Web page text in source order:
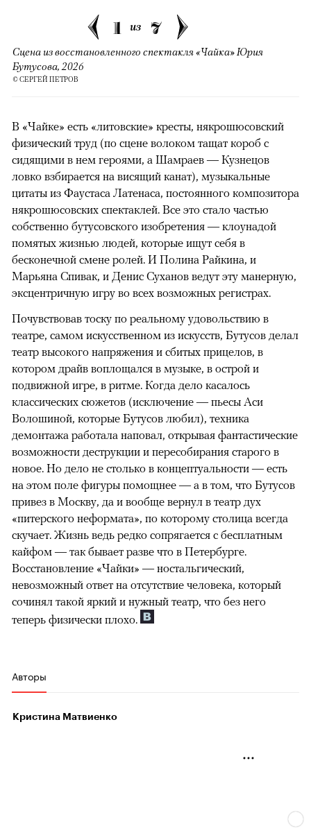
1 из 7
Сцена из восстановленного спектакля «Чайка» Юрия
Бутусова, 2026
© СЕРГЕЙ ПЕТРОВ
В «Чайке» есть «литовские» кресты, някрошюсовский
физический труд (по сцене волоком тащат короб с
сидящими в нем героями, а Шамраев — Кузнецов
ловко взбирается на висящий канат), музыкальные
цитаты из Фаустаса Латенаса, постоянного композитора
някрошюсовских спектаклей. Все это стало частью
собственно бутусовского изобретения — клоунадой
помятых жизнью людей, которые ищут себя в
бесконечной смене ролей. И Полина Райкина, и
Марьяна Спивак, и Денис Суханов ведут эту манерную,
эксцентричную игру во всех возможных регистрах.
Почувствовав тоску по реальному удовольствию в
театре, самом искусственном из искусств, Бутусов делал
театр высокого напряжения и сбитых прицелов, в
котором драйв воплощался в музыке, в острой и
подвижной игре, в ритме. Когда дело касалось
классических сюжетов (исключение — пьесы Аси
Волошиной, которые Бутусов любил), техника
демонтажа работала наповал, открывая фантастические
возможности деструкции и пересобирания старого в
новое. Но дело не столько в концептуальности — есть
на этом поле фигуры помощнее — а в том, что Бутусов
привез в Москву, да и вообще вернул в театр дух
«питерского неформата», по которому столица всегда
скучает. Жизнь ведь редко сопрягается с бесплатным
кайфом — так бывает разве что в Петербурге.
Восстановление «Чайки» — ностальгический,
невозможный ответ на отсутствие человека, который
сочинял такой яркий и нужный театр, что без него
теперь физически плохо.
Авторы
Кристина Матвиенко